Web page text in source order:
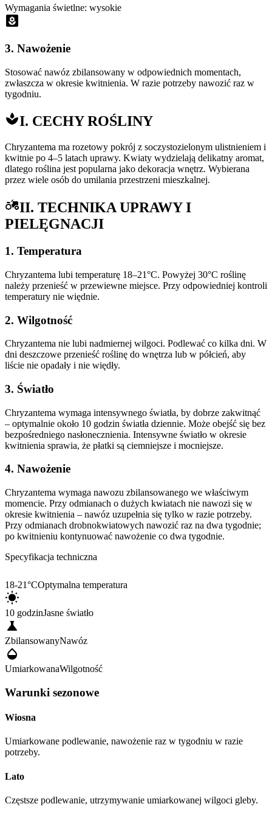
Wymagania świetlne: wysokie
3. Nawożenie
Stosować nawóz zbilansowany w odpowiednich momentach,
zwłaszcza w okresie kwitnienia. W razie potrzeby nawozić raz w
tygodniu.
I. CECHY ROŚLINY
Chryzantema ma rozetowy pokrój z soczystozielonym ulistnieniem i
kwitnie po 4–5 latach uprawy. Kwiaty wydzielają delikatny aromat,
dlatego roślina jest popularna jako dekoracja wnętrz. Wybierana
przez wiele osób do umilania przestrzeni mieszkalnej.
II. TECHNIKA UPRAWY I
PIELĘGNACJI
1. Temperatura
Chryzantema lubi temperaturę 18–21°C. Powyżej 30°C roślinę
należy przenieść w przewiewne miejsce. Przy odpowiedniej kontroli
temperatury nie więdnie.
2. Wilgotność
Chryzantema nie lubi nadmiernej wilgoci. Podlewać co kilka dni. W
dni deszczowe przenieść roślinę do wnętrza lub w półcień, aby
liście nie opadały i nie więdły.
3. Światło
Chryzantema wymaga intensywnego światła, by dobrze zakwitnąć
– optymalnie około 10 godzin światła dziennie. Może obejść się bez
bezpośredniego nasłonecznienia. Intensywne światło w okresie
kwitnienia sprawia, że płatki są ciemniejsze i mocniejsze.
4. Nawożenie
Chryzantema wymaga nawozu zbilansowanego we właściwym
momencie. Przy odmianach o dużych kwiatach nie nawozi się w
okresie kwitnienia – nawóz uzupełnia się tylko w razie potrzeby.
Przy odmianach drobnokwiatowych nawozić raz na dwa tygodnie;
po kwitnieniu kontynuować nawożenie co dwa tygodnie.
Specyfikacja techniczna
18-21°COptymalna temperatura
10 godzinJasne światło
ZbilansowanyNawóz
UmiarkowanaWilgotność
Warunki sezonowe
Wiosna
Umiarkowane podlewanie, nawożenie raz w tygodniu w razie
potrzeby.
Lato
Częstsze podlewanie, utrzymywanie umiarkowanej wilgoci gleby.